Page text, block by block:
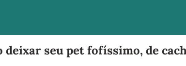
deixar seu pet fofíssimo, de